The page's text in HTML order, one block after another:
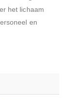
het lichaam
en